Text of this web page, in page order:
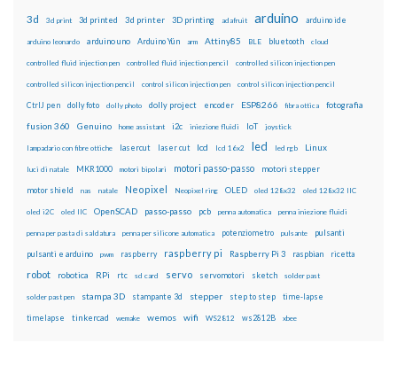
3d 3d print 3d printed 3d printer 3D printing adafruit arduino arduino ide
arduino leonardo arduino uno Arduino Yún arm Attiny85 BLE bluetooth cloud
controlled fluid injection pen controlled fluid injection pencil controlled silicon injection pen
controlled silicon injection pencil control silicon injection pen control silicon injection pencil
CtrlJ pen dolly foto dolly photo dolly project encoder ESP8266 fibra ottica fotografia
fusion 360 Genuino home assistant i2c iniezione fluidi IoT joystick
lampadario con fibre ottiche lasercut laser cut lcd lcd 16x2 led led rgb Linux
luci di natale MKR1000 motori bipolari motori passo-passo motori stepper
motor shield nas natale Neopixel Neopixel ring OLED oled 128x32 oled 128x32 IIC
oled i2C oled IIC OpenSCAD passo-passo pcb penna automatica penna iniezione fluidi
penna per pasta di saldatura penna per silicone automatica potenziometro pulsante pulsanti
pulsanti e arduino pwm raspberry raspberry pi Raspberry Pi 3 raspbian ricetta
robot robotica RPi rtc sd card servo servomotori sketch solder past
solder past pen stampa 3D stampante 3d stepper step to step time-lapse
timelapse tinkercad wemake wemos wifi WS2812 ws2812B xbee